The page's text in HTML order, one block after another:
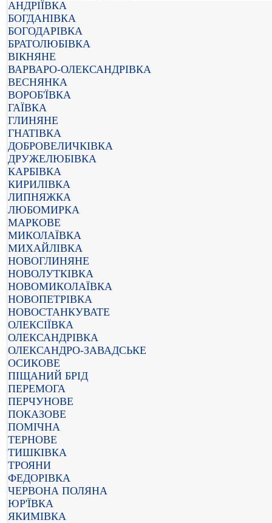
АНДРІЇВКА
БОГДАНІВКА
БОГОДАРІВКА
БРАТОЛЮБІВКА
ВІКНЯНЕ
ВАРВАРО-ОЛЕКСАНДРІВКА
ВЕСНЯНКА
ВОРОБ'ЇВКА
ГАЇВКА
ГЛИНЯНЕ
ГНАТІВКА
ДОБРОВЕЛИЧКІВКА
ДРУЖЕЛЮБІВКА
КАРБІВКА
КИРИЛІВКА
ЛИПНЯЖКА
ЛЮБОМИРКА
МАРКОВЕ
МИКОЛАЇВКА
МИХАЙЛІВКА
НОВОГЛИНЯНЕ
НОВОЛУТКІВКА
НОВОМИКОЛАЇВКА
НОВОПЕТРІВКА
НОВОСТАНКУВАТЕ
ОЛЕКСІЇВКА
ОЛЕКСАНДРІВКА
ОЛЕКСАНДРО-ЗАВАДСЬКЕ
ОСИКОВЕ
ПІЩАНИЙ БРІД
ПЕРЕМОГА
ПЕРЧУНОВЕ
ПОКАЗОВЕ
ПОМІЧНА
ТЕРНОВЕ
ТИШКІВКА
ТРОЯНИ
ФЕДОРІВКА
ЧЕРВОНА ПОЛЯНА
ЮР'ЇВКА
ЯКИМІВКА